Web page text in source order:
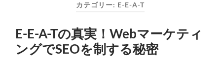
ー
を
切
り
切
カテゴリー: E-E-A-T
E-E-A-Tの真実！Webマーケティ
ングでSEOを制する秘密